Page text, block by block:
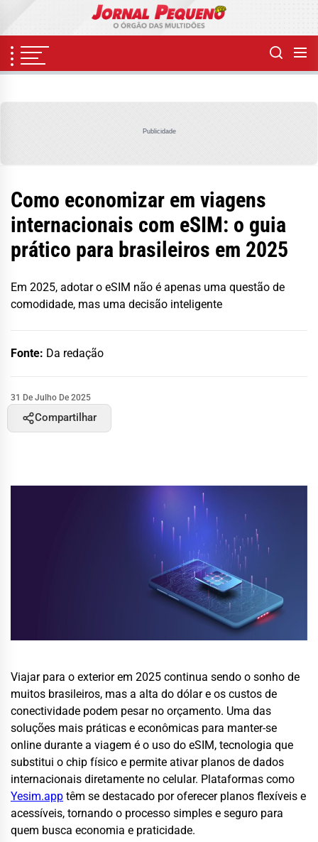
content
Publicidade
Como economizar em viagens
internacionais com eSIM: o guia
prático para brasileiros em 2025
Em 2025, adotar o eSIM não é apenas uma questão de
comodidade, mas uma decisão inteligente
Fonte: Da redação
31 De Julho De 2025
Compartilhar
Viajar para o exterior em 2025 continua sendo o sonho de
muitos brasileiros, mas a alta do dólar e os custos de
conectividade podem pesar no orçamento. Uma das
soluções mais práticas e econômicas para manter-se
online durante a viagem é o uso do eSIM, tecnologia que
substitui o chip físico e permite ativar planos de dados
internacionais diretamente no celular. Plataformas como
Yesim.app têm se destacado por oferecer planos flexíveis e
acessíveis, tornando o processo simples e seguro para
quem busca economia e praticidade.